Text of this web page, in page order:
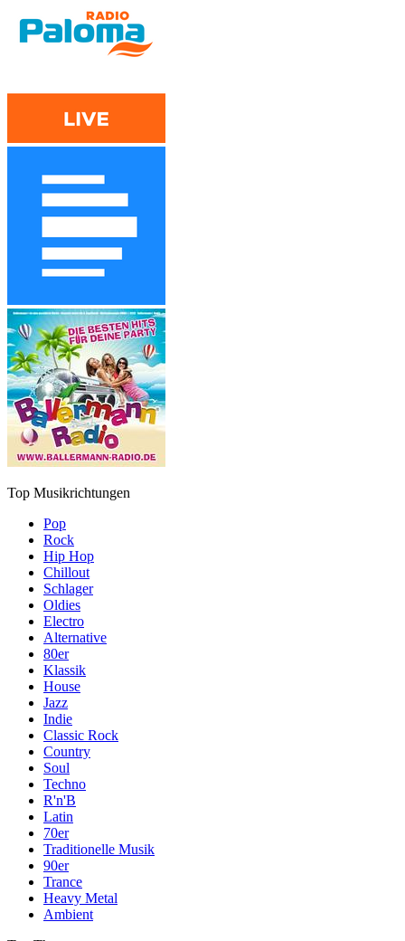
Top Musikrichtungen
Pop
Rock
Hip Hop
Chillout
Schlager
Oldies
Electro
Alternative
80er
Klassik
House
Jazz
Indie
Classic Rock
Country
Soul
Techno
R'n'B
Latin
70er
Traditionelle Musik
90er
Trance
Heavy Metal
Ambient